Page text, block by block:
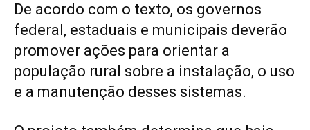
De acordo com o texto, os governos
federal, estaduais e municipais deverão
promover ações para orientar a
população rural sobre a instalação, o uso
e a manutenção desses sistemas.